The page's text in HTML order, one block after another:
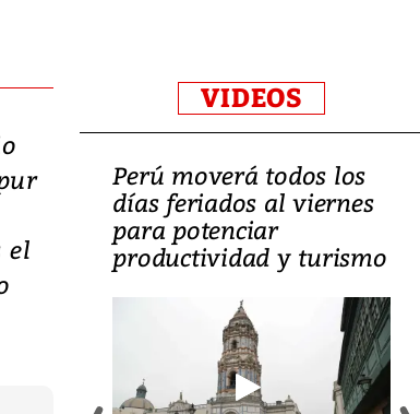
el
VIDEOS
y
Perú moverá todos los
días feriados al viernes
para potenciar
productividad y turismo